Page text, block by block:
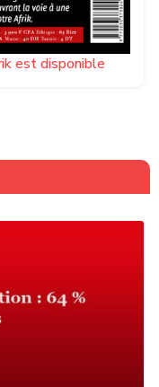
est disponible